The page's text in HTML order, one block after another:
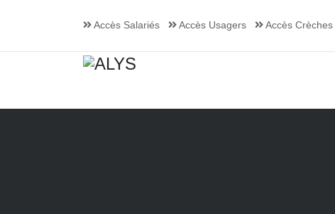
Accès Salariés Accès Usagers Accès Crèches